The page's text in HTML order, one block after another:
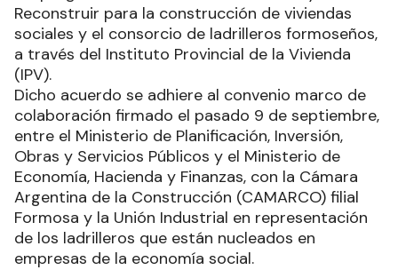
Reconstruir para la construcción de viviendas
sociales y el consorcio de ladrilleros formoseños,
a través del Instituto Provincial de la Vivienda
(IPV).
Dicho acuerdo se adhiere al convenio marco de
colaboración firmado el pasado 9 de septiembre,
entre el Ministerio de Planificación, Inversión,
Obras y Servicios Públicos y el Ministerio de
Economía, Hacienda y Finanzas, con la Cámara
Argentina de la Construcción (CAMARCO) filial
Formosa y la Unión Industrial en representación
de los ladrilleros que están nucleados en
empresas de la economía social.